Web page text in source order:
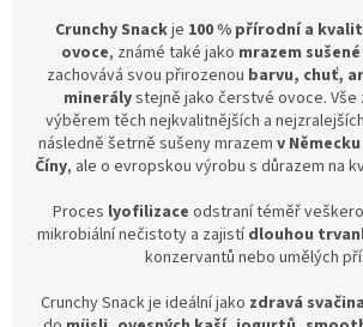
Crunchy Snackje 100 % přírodní a
ovoce, známé také jako mrazem
zachovává svou přirozenou barvu, chuť,
minerálystejně jako čerstvé ovoce. Vše
výběrem těch nejkvalitnějších a
následně šetrně sušeny mrazem v Německu
Číny, ale o evropskou výrobu s důrazem na
Proces lyofilizace odstraní téměř
mikrobiální nečistoty a zajistídlouhou
konzervantů nebo umělých
Crunchy Snack je ideální jako zdravá svačina